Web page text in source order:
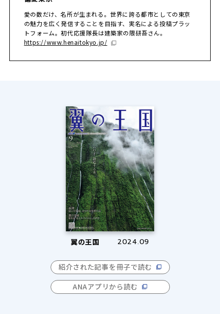
愛の数だけ、名所が生まれる。世界に誇る都市としての東京
の魅力を広く発信することを目指す、実名による投稿プラッ
トフォーム。初代応援隊長は建築家の隈研吾さん。
https://www.henaitokyo.jp/
翼の王国 2024.09
紹介された記事を冊子で読む
ANAアプリから読む